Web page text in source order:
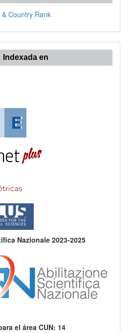
Indexada en
Nazionale 2023-2025
el área CUN: 14